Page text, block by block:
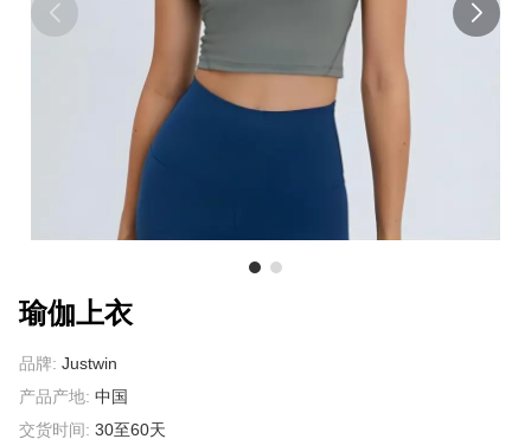
案例
瑜伽上衣
品牌: Justwin
产品产地: 中国
交货时间: 30至60天